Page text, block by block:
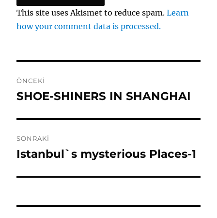
This site uses Akismet to reduce spam.Learn
how your comment data is processed.
gezinmesi
ÖNCEKI
Önceki
SHOE-SHINERS IN SHANGHAI
SONRAKI
Sonraki
Istanbul`s mysterious Places-1